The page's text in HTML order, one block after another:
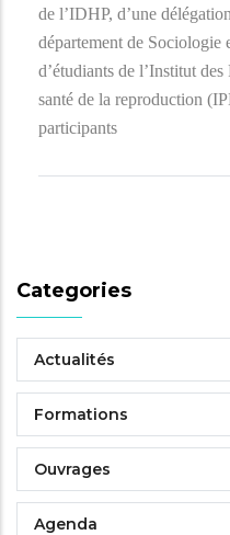
de l’IDHP, d’une
département de Sociologie
d’étudiants de l’Institut
santé de la reproduction
participants
Categories
Actualités
Formations
Ouvrages
Agenda